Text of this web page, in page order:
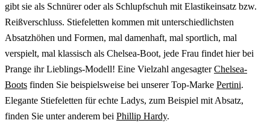
gibt sie als Schnürer oder als Schlupfschuh mit Elastikeinsatz bzw.
Reißverschluss. Stiefeletten kommen mit unterschiedlichsten
Absatzhöhen und Formen, mal damenhaft, mal sportlich, mal
verspielt, mal klassisch als Chelsea-Boot, jede Frau findet hier bei
Prange ihr Lieblings-Modell! Eine Vielzahl angesagterChelsea-
Boots finden Sie beispielsweise bei unserer Top-Marke Pertini.
Elegante Stiefeletten für echte Ladys, zum Beispiel mit Absatz,
finden Sie unter anderem bei Phillip Hardy.